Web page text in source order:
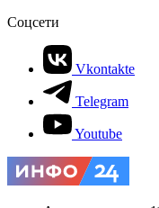
Соцсети
Vkontakte
Telegram
Youtube